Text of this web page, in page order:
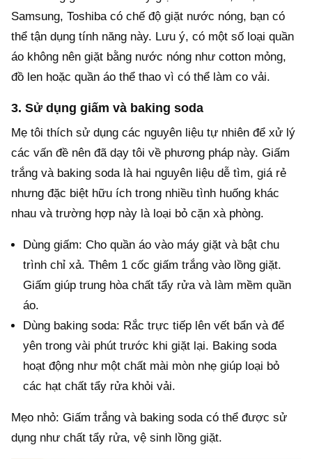
Samsung, Toshiba có chế độ giặt nước nóng, bạn có
thể tận dụng tính năng này. Lưu ý, có một số loại quần
áo không nên giặt bằng nước nóng như cotton mỏng,
đồ len hoặc quần áo thể thao vì có thể làm co vải.
3. Sử dụng giấm và baking soda
Mẹ tôi thích sử dụng các nguyên liệu tự nhiên để xử lý
các vấn đề nên đã dạy tôi về phương pháp này. Giấm
trắng và baking soda là hai nguyên liệu dễ tìm, giá rẻ
nhưng đặc biệt hữu ích trong nhiều tình huống khác
nhau và trường hợp này là loại bỏ cặn xà phòng.
Dùng giấm: Cho quần áo vào máy giặt và bật chu
trình chỉ xả. Thêm 1 cốc giấm trắng vào lồng giặt.
Giấm giúp trung hòa chất tẩy rửa và làm mềm quần
áo.
Dùng baking soda: Rắc trực tiếp lên vết bẩn và để
yên trong vài phút trước khi giặt lại. Baking soda
hoạt động như một chất mài mòn nhẹ giúp loại bỏ
các hạt chất tẩy rửa khỏi vải.
Mẹo nhỏ: Giấm trắng và baking soda có thể được sử
dụng như chất tẩy rửa, vệ sinh lồng giặt.